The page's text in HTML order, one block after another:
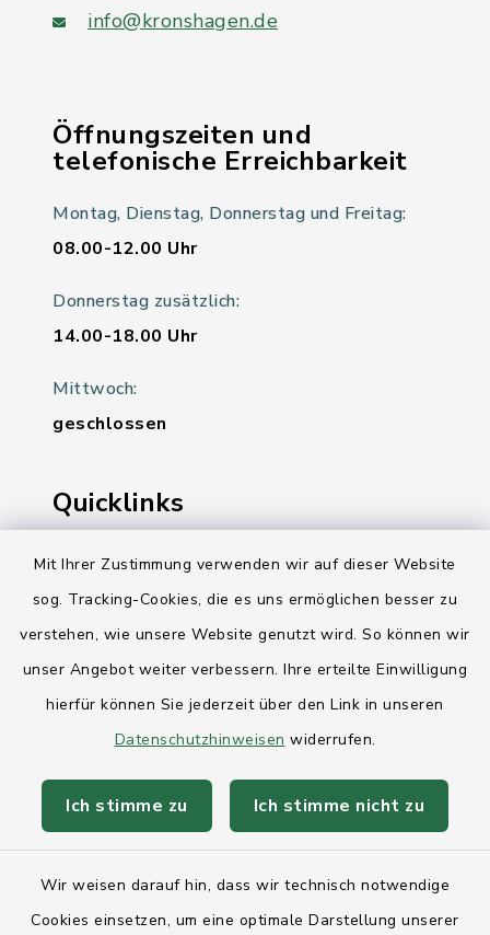
Mit Ihrer Zustimmung verwenden wir auf dieser Website
sog. Tracking-Cookies, die es uns ermöglichen besser zu
verstehen, wie unsere Website genutzt wird. So können wir
unser Angebot weiter verbessern. Ihre erteilte Einwilligung
hierfür können Sie jederzeit über den Link in unseren
Datenschutzhinweisen widerrufen.
Ich stimme zu Ich stimme nicht zu
Wir weisen darauf hin, dass wir technisch notwendige
Cookies einsetzen, um eine optimale Darstellung unserer
info@kronshagen.de
Öffnungszeiten und
telefonische Erreichbarkeit
Montag, Dienstag, Donnerstag und Freitag:
08.00-12.00 Uhr
Donnerstag zusätzlich:
14.00-18.00 Uhr
Mittwoch:
geschlossen
Quicklinks
Ihre Behördennummer 115
Landesregierung Schleswig-Holstein
AktivRegion Mittelholstein
Anfahrt